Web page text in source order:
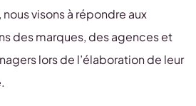
visons à répondre aux
des marques, des agences et
lors de l’élaboration de leur